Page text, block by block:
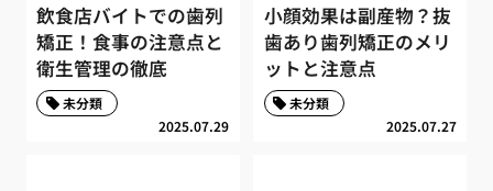
飲食店バイトでの歯列
矯正！食事の注意点と
衛生管理の徹底
2025.07.29
未分類
小顔効果は副産物？抜
歯あり歯列矯正のメリ
ットと注意点
2025.07.27
未分類